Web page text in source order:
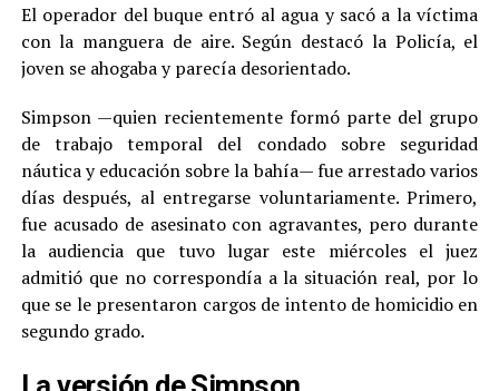
El operador del buque entró al agua y sacó a la víctima
con la manguera de aire. Según destacó la Policía, el
joven se ahogaba y parecía desorientado.
Simpson —quien recientemente formó parte del grupo
de trabajo temporal del condado sobre seguridad
náutica y educación sobre la bahía— fue arrestado varios
días después, al entregarse voluntariamente. Primero,
fue acusado de asesinato con agravantes, pero durante
la audiencia que tuvo lugar este miércoles el juez
admitió que no correspondía a la situación real, por lo
que se le presentaron cargos de intento de homicidio en
segundo grado.